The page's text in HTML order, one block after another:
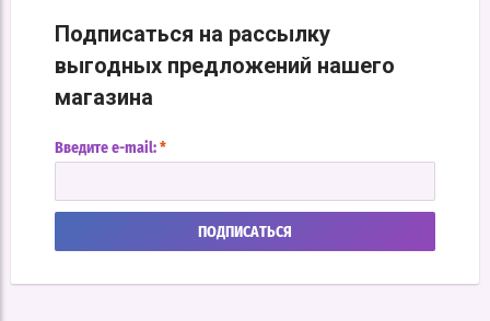
Подписаться на рассылку
выгодных предложений нашего
магазина
Введите e-mail: *
ПОДПИСАТЬСЯ